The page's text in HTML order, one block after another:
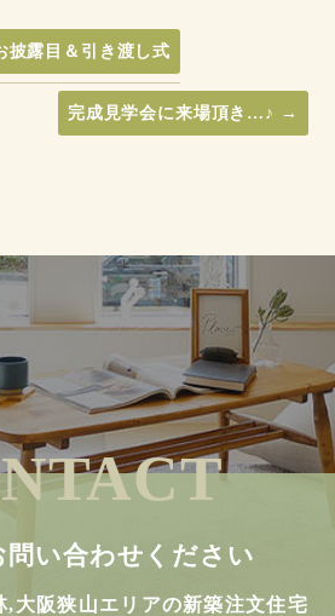
披露目＆引き渡し式
完成見学会に来場頂き…♪ →
問い合わせください
,大阪狭山エリアの新築注文住宅